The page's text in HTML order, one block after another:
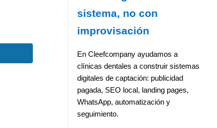
sistema, no con
improvisación
En Cleefcompany ayudamos a
clínicas dentales a construir sistemas
digitales de captación: publicidad
pagada, SEO local, landing pages,
WhatsApp, automatización y
seguimiento.